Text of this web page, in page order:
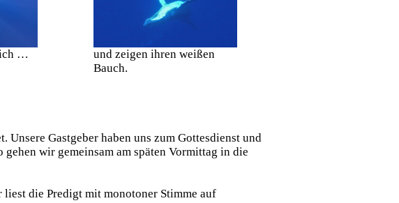
…
und zeigen ihren weißen
Bauch.
Gastgeber haben uns zum Gottesdienst und
wir gemeinsam am späten Vormittag in die
die Predigt mit monotoner Stimme auf